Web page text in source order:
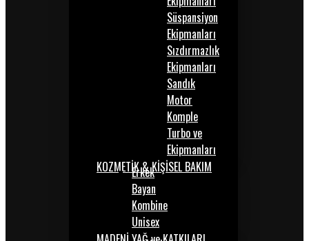
Süspansiyon
Ekipmanları
Sızdırmazlık
Ekipmanları
Sandık
Motor
Komple
Turbo ve
Ekipmanları
KOZMETİK & KİŞİSEL BAKIM
Erkek
Bayan
Kombine
Unisex